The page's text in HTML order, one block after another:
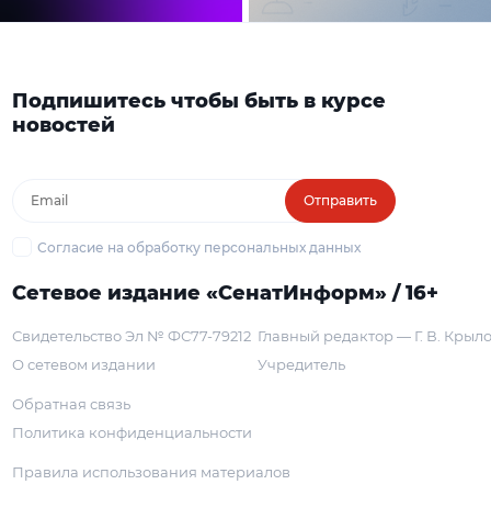
Подпишитесь чтобы быть в курсе
новостей
Отправить
Согласие на обработку персональных данных
Сетевое издание «СенатИнформ» / 16+
Свидетельство Эл № ФС77-79212
О сетевом издании
Главный редактор — Г. В.
Учредитель
Обратная связь
Политика конфиденциальности
Правила использования материалов